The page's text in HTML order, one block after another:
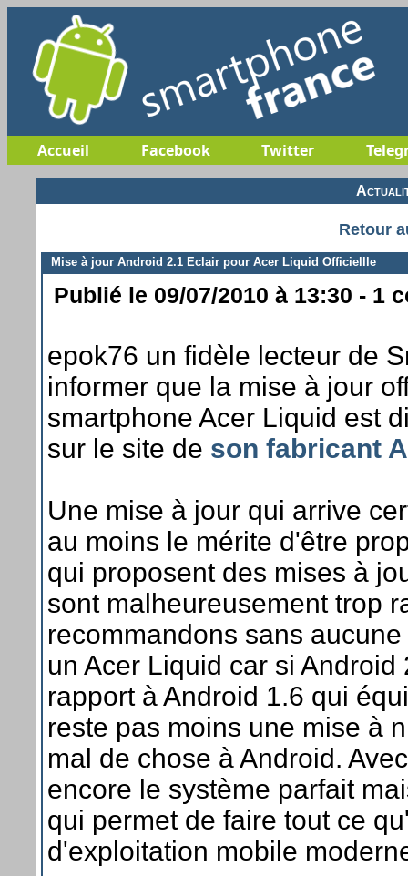
Accueil Facebook Twitter
Retour
Mise à jour Android 2.1 Eclair pour Acer Liquid Officiellle
Publié le 09/07/2010 à 13:30 - 1
epok76 un fidèle lecteur de
informer que la mise à jour
smartphone Acer Liquid est
sur le site de son fabricant
Une mise à jour qui arrive
au moins le mérite d'être
qui proposent des mises à
sont malheureusement trop
recommandons sans
un Acer Liquid car si
rapport à Android 1.6 qui
reste pas moins une mise à
mal de chose à Android.
encore le système parfait
qui permet de faire tout ce
d'exploitation mobile